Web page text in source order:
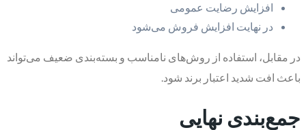
افزایش رضایت عمومی
در نهایت افزایش فروش می‌شود
در مقابل، استفاده از روش‌های نامناسب و بسته‌بندی ضعیف می‌تواند
باعث افت شدید اعتبار برند شود.
جمع‌بندی نهایی